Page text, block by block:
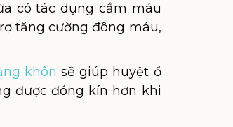
có tác dụng cầm máu
tăng cường đông máu,
khôn sẽ giúp huyệt ổ
được đóng kín hơn khi